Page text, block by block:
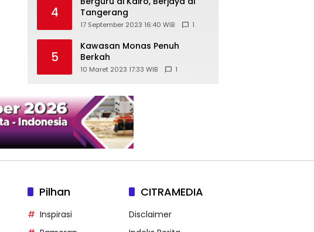
4
Tangerang
17 September 2023 16:40 WIB 1
5
Kawasan Monas Penuh
Berkah
10 Maret 2023 17:33 WIB 1
Pilhan
Inspirasi
CITRAMEDIA
Disclaimer